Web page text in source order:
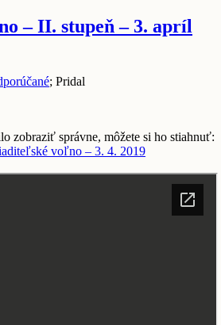
– II. stupeň – 3. apríl
; Pridal
zobraziť správne, môžete si ho stiahnuť:
voľno – 3. 4. 2019